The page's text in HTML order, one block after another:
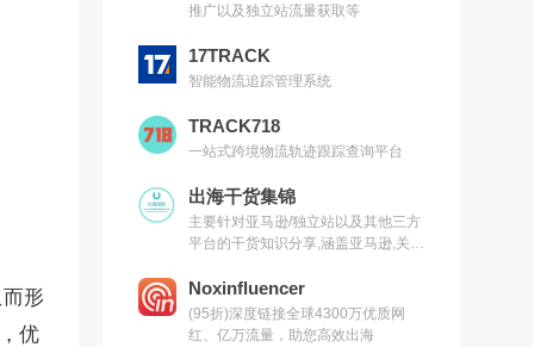
形
优
推广以及独立站流量获取等
17TRACK
智能物流追踪管理系统
TRACK718
一站式跨境物流轨迹跟踪查询平台
出海干货集锦
主要针对亚马逊/独立站以及其他三方
平台的干货知识分享,涵盖亚马逊,关键
具以及出海干货集锦,欢迎关注
Noxinfluencer
(95折)深度链接全球4300万优质网
红、亿万流量，助您高效出海